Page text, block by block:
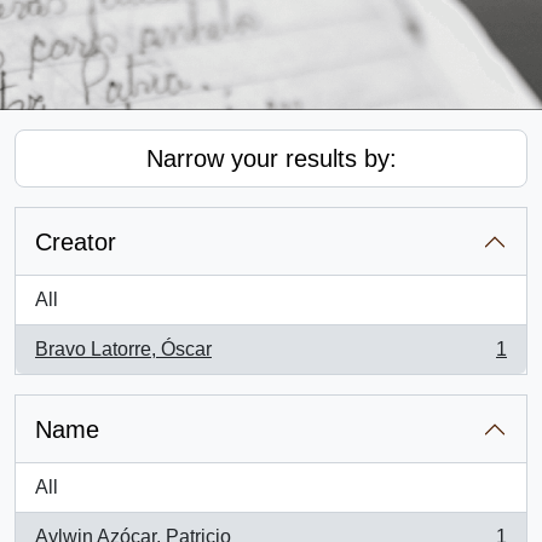
Narrow your results by:
Creator
All
Bravo Latorre, Óscar
, 1 results
1
Name
All
Aylwin Azócar, Patricio 1